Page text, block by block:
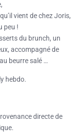
vient de chez Joris,
peu !
du brunch, un
accompagné de
beurre salé …
hebdo.
directe de